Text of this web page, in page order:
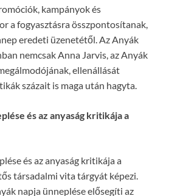
kampányok és
a fogyasztásra összpontosítanak,
eredeti üzenetétől. Az Anyák
nemcsak Anna Jarvis, az Anyák
ellenállását
százait is maga után hagyta.
és az anyaság kritikája a
és az anyaság kritikája a
társadalmi vita tárgyát képezi.
napja ünneplése elősegíti az